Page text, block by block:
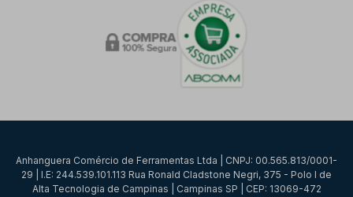
Anhanguera Comércio de Ferramentas Ltda | CNPJ: 00.565.813/0001-
29 | I.E: 244.539.101.113 Rua Ronald Cladstone Negri, 375 - Polo I de
Alta Tecnologia de Campinas | Campinas SP | CEP: 13069-472